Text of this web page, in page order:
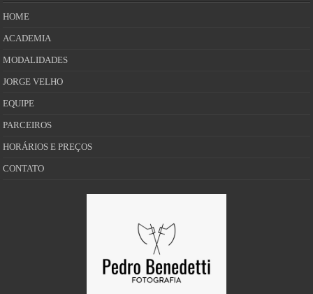
HOME
ACADEMIA
MODALIDADES
JORGE VELHO
EQUIPE
PARCEIROS
HORÁRIOS E PREÇOS
CONTATO